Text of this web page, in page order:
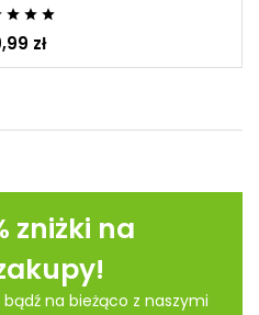
  
zł
zniżki na
na bieżąco z naszymi